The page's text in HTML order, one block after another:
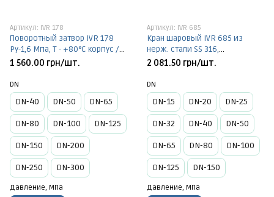
Артикул: IVR 178
Поворотный затвор IVR 178
Ру-1,6 Мпа, Т - +80°С корпус /
мотыль/упл. -
1 560.00 грн/шт.
DN
DN-40 DN-50 DN-65
DN-80 DN-100 DN-125
DN-150 DN-200
DN-250 DN-300
Давление, МПа
Артикул: IVR 685
Кран шаровый IVR 685 из
нерж. стали SS 316,
фланцевый, PN-16, Т- -25°C
2 081.50 грн/шт.
DN
DN-15 DN-20 DN-25
DN-32 DN-40 DN-50
DN-65 DN-80 DN-100
DN-125 DN-150
Давление, МПа